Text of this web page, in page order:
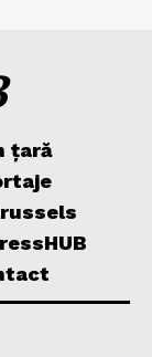
țară